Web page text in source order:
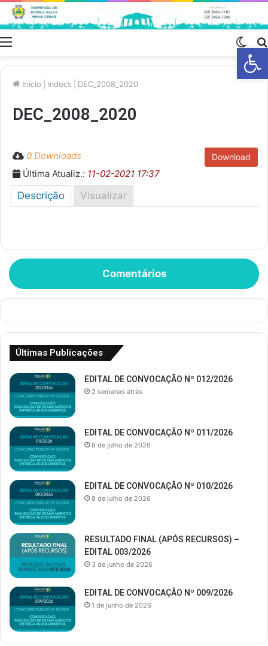
Barra de
skin
Início mdocs DEC_2008_2020
DEC_2008_2020
Download
0 Downloads
Última Atualiz.: 11-02-2021 17:37
Descrição Visualizar
Comentários
Últimas Publicações
EDITAL DE CONVOCAÇÃO Nº 012/2026
2 semanas atrás
EDITAL DE CONVOCAÇÃO Nº 011/2026
8 de julho de 2026
EDITAL DE CONVOCAÇÃO Nº 010/2026
8 de julho de 2026
RESULTADO FINAL (APÓS RECURSOS) –
EDITAL 003/2026
3 de junho de 2026
EDITAL DE CONVOCAÇÃO Nº 009/2026
1 de junho de 2026